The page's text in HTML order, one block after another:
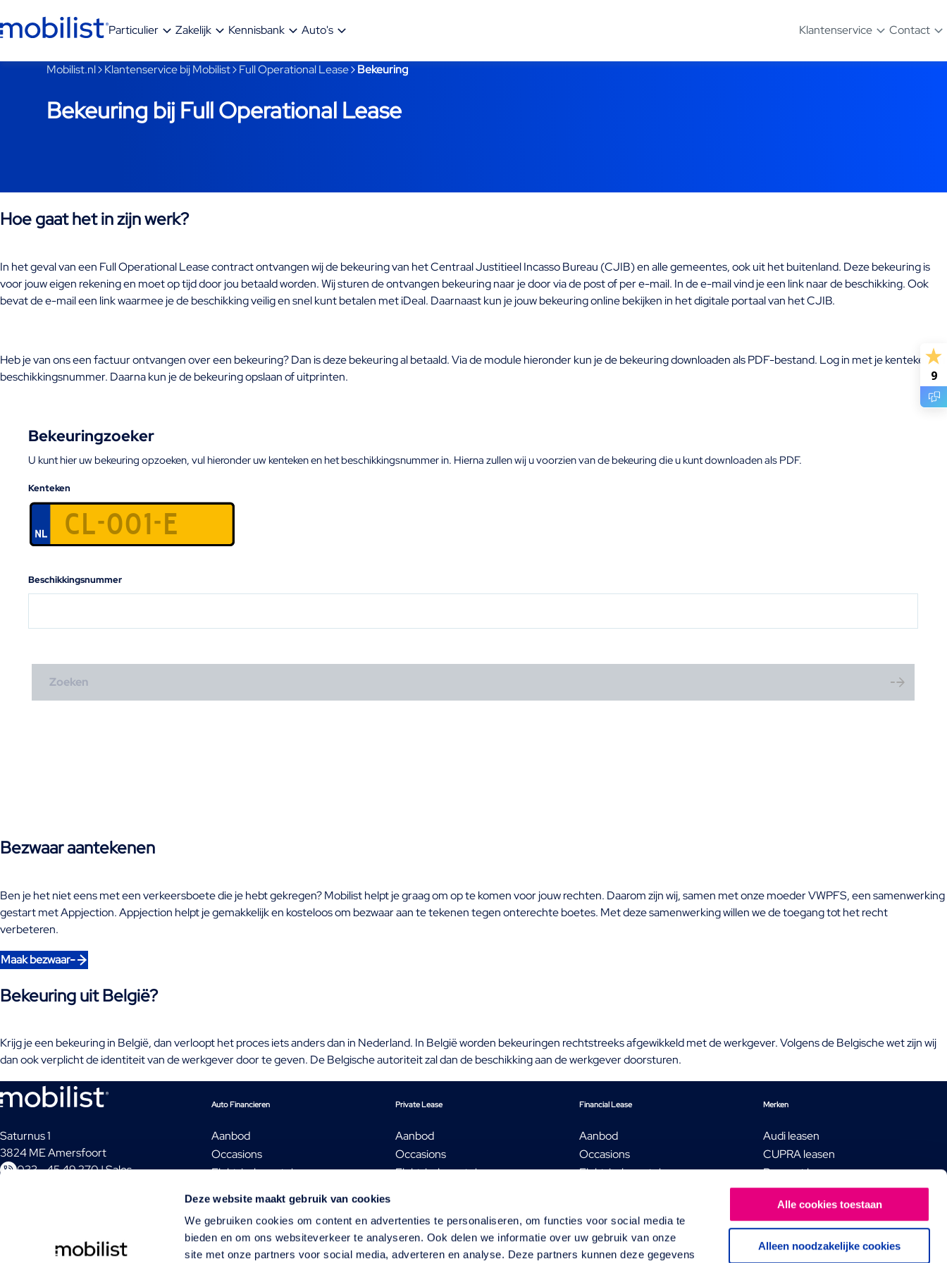
Deze website maakt gebruik van cookies
We gebruiken cookies om content en advertenties te personaliseren, om functies voor social media te
bieden en om ons websiteverkeer te analyseren. Ook delen we informatie over uw gebruik van onze
site met onze partners voor social media, adverteren en analyse. Deze partners kunnen deze gegevens
Alle cookies toestaan
Alleen noodzakelijke cookies
Particulier
Zakelijk Kennisbank Auto's Klantenservice Contact
Je bent nu voorbij het hoofdmenu
Mobilist.nl Klantenservice bij Mobilist Full Operational Lease Bekeuring
Bekeuring bij Full Operational Lease
Hoe gaat het in zijn werk?
In het geval van een Full Operational Lease contract ontvangen wij de bekeuring van het Centraal Justitieel Incasso Bureau (CJIB) en alle gemeentes, ook uit het buitenland. Deze bekeuring is
voor jouw eigen rekening en moet op tijd door jou betaald worden. Wij sturen de ontvangen bekeuring naar je door via de post of per e-mail. In de e-mail vind je een link naar de beschikking. Ook
bevat de e-mail een link waarmee je de beschikking veilig en snel kunt betalen met iDeal. Daarnaast kun je jouw bekeuring online bekijken in het digitale portaal van het CJIB.
Heb je van ons een factuur ontvangen over een bekeuring? Dan is deze bekeuring al betaald. Via de module hieronder kun je de bekeuring downloaden als PDF-bestand. Log in met je kenteken en
beschikkingsnummer. Daarna kun je de bekeuring opslaan of uitprinten.
Bezwaar aantekenen
Ben je het niet eens met een verkeersboete die je hebt gekregen? Mobilist helpt je graag om op te komen voor jouw rechten. Daarom zijn wij, samen met onze moeder VWPFS, een samenwerking
gestart met Appjection. Appjection helpt je gemakkelijk en kosteloos om bezwaar aan te tekenen tegen onterechte boetes. Met deze samenwerking willen we de toegang tot het recht
verbeteren.
Maak bezwaar
Bekeuring uit België?
Krijg je een bekeuring in België, dan verloopt het proces iets anders dan in Nederland. In België worden bekeuringen rechtstreeks afgewikkeld met de werkgever. Volgens de Belgische wet zijn wij
dan ook verplicht de identiteit van de werkgever door te geven. De Belgische autoriteit zal dan de beschikking aan de werkgever doorsturen.
9
Saturnus 1
3824 ME Amersfoort
033 - 45 49 270 | Sales
Mobilist is een merk van Volkswagen Pon
Auto Financieren
Aanbod
Occasions
Elektrische auto's
Audi financieren
Volkswagen financieren
Wat is huurkoop?
Wat is financial lease particulier?
Private Lease
Aanbod
Occasions
Elektrische auto's
Škoda Private Lease
Volkswagen Private Lease
Financial Lease
Aanbod
Occasions
Elektrische auto's
Škoda Financial Lease
Volkswagen Financial Lease
Merken
Audi leasen
CUPRA leasen
Peugeot leasen
SEAT leasen
Škoda leasen
Volkswagen leasen
Modellen